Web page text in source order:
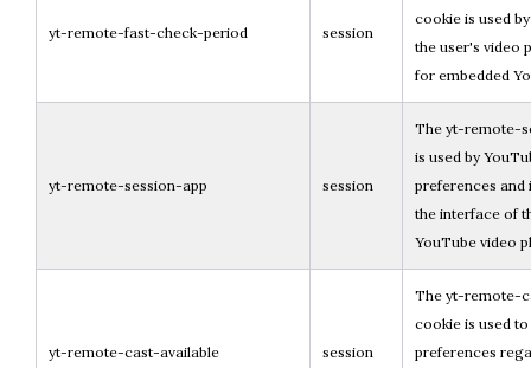
yt-remote-fast-check-period session
cookie is used
the user's video
for embedded
yt-remote-session-app session
The yt-remote-
is used by
preferences
the interface of
YouTube video
yt-remote-cast-available session
The yt-remote-
cookie is used
preferences